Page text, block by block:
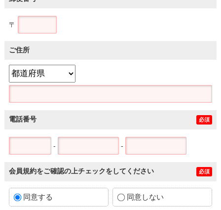
〒
ご住所
電話番号 必須
- -
会員規約をご確認の上チェックをしてください 必須
同意する 同意しない